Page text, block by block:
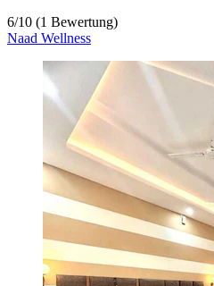
6/10 (1 Bewertung)
Naad Wellness